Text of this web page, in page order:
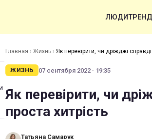
ЛЮДИ
Главная › Жизнь › Як перевірити, чи дріжджі
ЖИЗНЬ 07 сентября 2022 · 19:35
Як перевірити, чи
проста хитрість
Татьяна Самарук